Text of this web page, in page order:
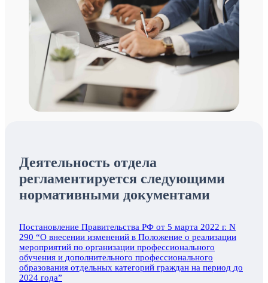
Деятельность отдела
регламентируется следующими
нормативными документами
Постановление Правительства РФ от 5 марта 2022 г. N
290 “О внесении изменений в Положение о реализации
мероприятий по организации профессионального
обучения и дополнительного профессионального
образования отдельных категорий граждан на период до
2024 года”